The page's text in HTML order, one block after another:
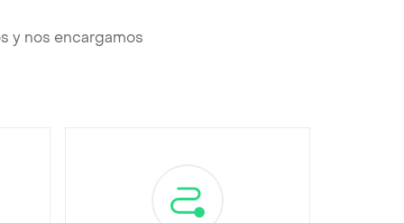
y nos encargamos